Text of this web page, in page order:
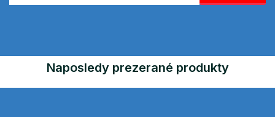
Naposledy prezerané produkty